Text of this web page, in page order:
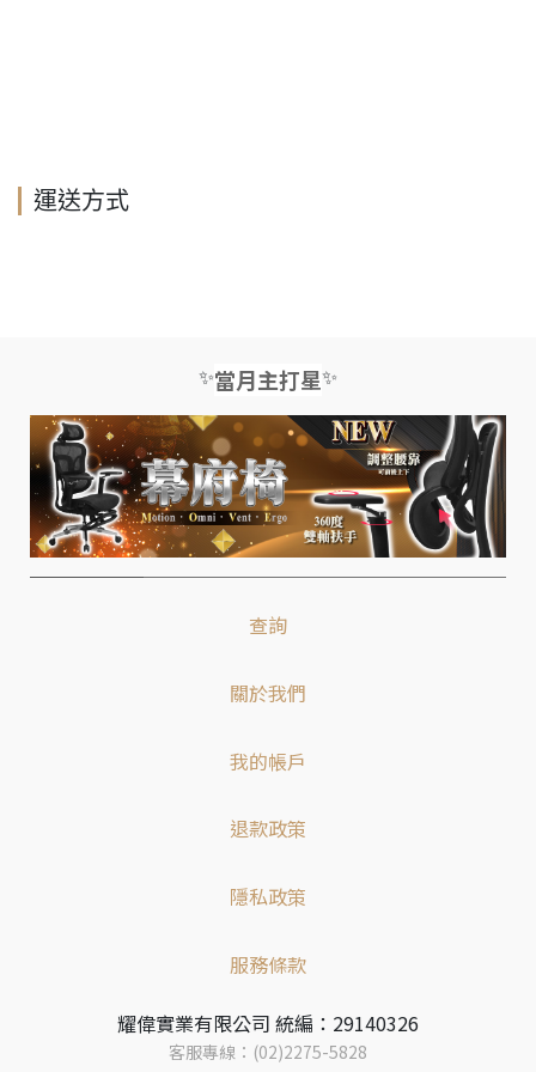
運送方式
✨當月主打星✨
查詢
關於我們
我的帳戶
退款政策
隱私政策
服務條款
耀偉實業有限公司 統編：29140326
客服專線：(02)2275-5828